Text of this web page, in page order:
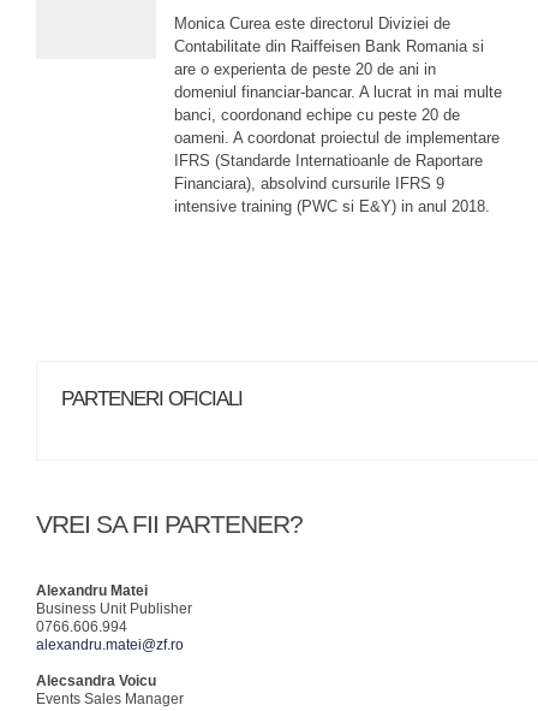
Monica Curea este directorul Diviziei de
Contabilitate din Raiffeisen Bank Romania si
are o experienta de peste 20 de ani in
domeniul financiar-bancar. A lucrat in mai multe
banci, coordonand echipe cu peste 20 de
oameni. A coordonat proiectul de implementare
IFRS (Standarde Internatioanle de Raportare
Financiara), absolvind cursurile IFRS 9
intensive training (PWC si E&Y) in anul 2018.
PARTENERI OFICIALI
VREI SA FII PARTENER?
Alexandru Matei
Business Unit Publisher
0766.606.994
alexandru.matei@zf.ro
Alecsandra Voicu
Events Sales Manager